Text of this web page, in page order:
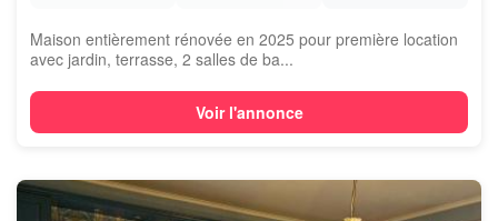
Maison entièrement rénovée en 2025 pour première location
avec jardin, terrasse, 2 salles de ba...
Voir l'annonce